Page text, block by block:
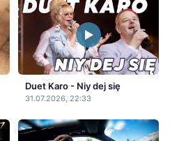
Duet Karo - Niy dej się
31.07.2026, 22:33